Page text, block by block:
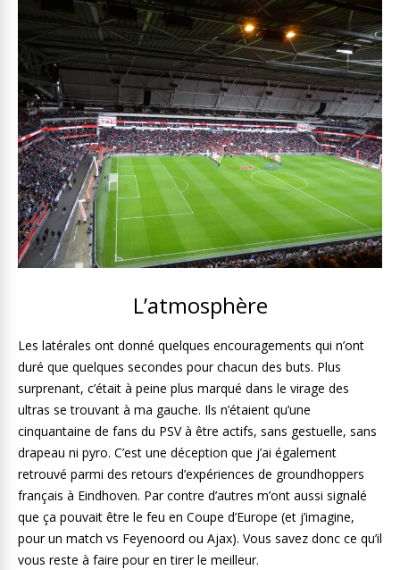
L’atmosphère
Les latérales ont donné quelques encouragements qui n’ont
duré que quelques secondes pour chacun des buts. Plus
surprenant, c’était à peine plus marqué dans le virage des
ultras se trouvant à ma gauche. Ils n’étaient qu’une
cinquantaine de fans du PSV à être actifs, sans gestuelle, sans
drapeau ni pyro. C’est une déception que j’ai également
retrouvé parmi des retours d’expériences de groundhoppers
français à Eindhoven. Par contre d’autres m’ont aussi signalé
que ça pouvait être le feu en Coupe d’Europe (et j’imagine,
pour un match vs Feyenoord ou Ajax). Vous savez donc ce qu’il
vous reste à faire pour en tirer le meilleur.